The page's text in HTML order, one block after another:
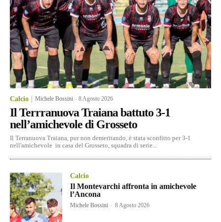
Calcio Michele Bossini -8 Agosto 2026
Il Terrranuova Traiana battuto 3-1
nell’amichevole di Grosseto
Il Terranuova Traiana, pur non demeritando, è stata sconfitto per 3-1
nell'amichevole in casa del Grosseto, squadra di serie...
Calcio
Il Montevarchi affronta in amichevole
l’Ancona
Michele Bossini - 8 Agosto 2026